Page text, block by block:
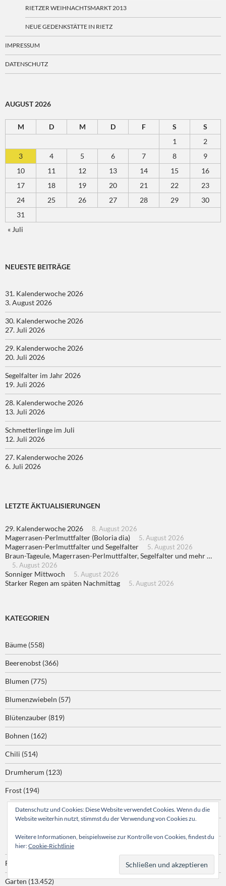
RIETZER WEIHNACHTSMARKT 2013
NEUE GEDENKSTÄTTE IN RIETZ
IMPRESSUM
DATENSCHUTZ
AUGUST 2026
M D M D F S
S
1
2
3
4 5 6 7 8
9
10
11 12 13 14 15
16
17
18 19 20 21 22
23
24
25 26 27 28 29
30
31
« Juli
NEUESTE BEITRÄGE
31. Kalenderwoche 2026
3. August 2026
30. Kalenderwoche 2026
27. Juli 2026
29. Kalenderwoche 2026
20. Juli 2026
Segelfalter im Jahr 2026
19. Juli 2026
28. Kalenderwoche 2026
13. Juli 2026
Schmetterlinge im Juli
12. Juli 2026
27. Kalenderwoche 2026
6. Juli 2026
LETZTE ÄKTUALISIERUNGEN
29. Kalenderwoche 2026 8. August 2026
Magerrasen-Perlmuttfalter (Boloria dia) 5. August 2026
Magerrasen-Perlmuttfalter und Segelfalter 5. August 2026
Braun-Tageule, Magerrasen-Perlmuttfalter, Segelfalter und mehr …
5. August 2026
Sonniger Mittwoch 5. August 2026
Starker Regen am späten Nachmittag 5. August 2026
KATEGORIEN
Bäume (558)
Beerenobst (366)
Blumen (775)
Blumenzwiebeln (57)
Blütenzauber (819)
Bohnen (162)
Chili (514)
Drumherum (123)
Frost (194)
Bodenfrost(1)
Strenger Frost(7)
Frühling
Garten (13.452)
Datenschutz und Cookies: Diese Website verwendet Cookies. Wenn du die
Website weiterhin nutzt, stimmst du der Verwendung von Cookies zu.
Weitere Informationen, beispielsweise zur Kontrolle von Cookies, findest du
hier:Cookie-Richtlinie